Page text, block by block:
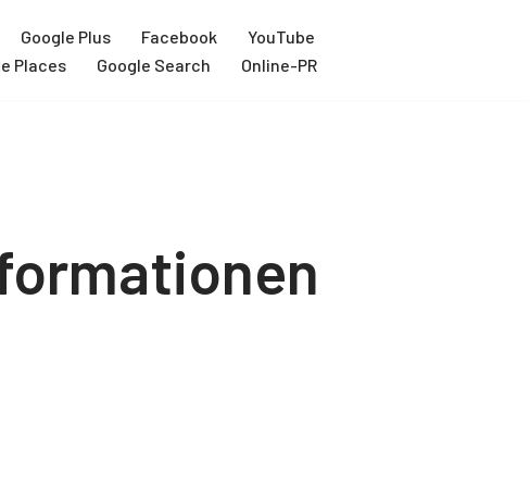
Google Plus Facebook
YouTube
Places Google Search Online-PR